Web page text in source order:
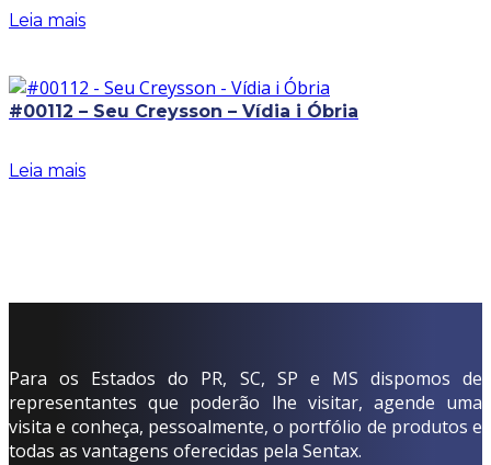
Leia mais
#00112 – Seu Creysson – Vídia i Óbria
Leia mais
Para os Estados do PR, SC, SP e MS dispomos de
representantes que poderão lhe visitar, agende uma
visita e conheça, pessoalmente, o portfólio de produtos e
todas as vantagens oferecidas pela Sentax.